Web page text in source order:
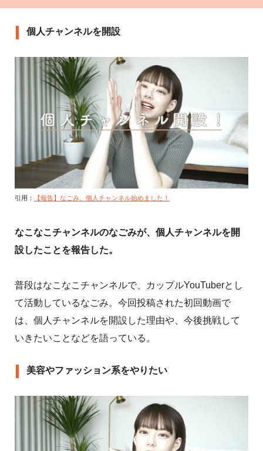
個人チャンネルを開設
引用： 【報告】なごみ、個人チャンネル始めました！
なこなこチャンネルのなごみが、個人チャンネルを開
設したことを報告した。
普段はなこなこチャンネルで、カップルYouTuberとし
て活動しているなごみ。今回投稿された初回動画で
は、個人チャンネルを開設した理由や、今後挑戦して
いきたいことなどを語っている。
美容やファッション系をやりたい